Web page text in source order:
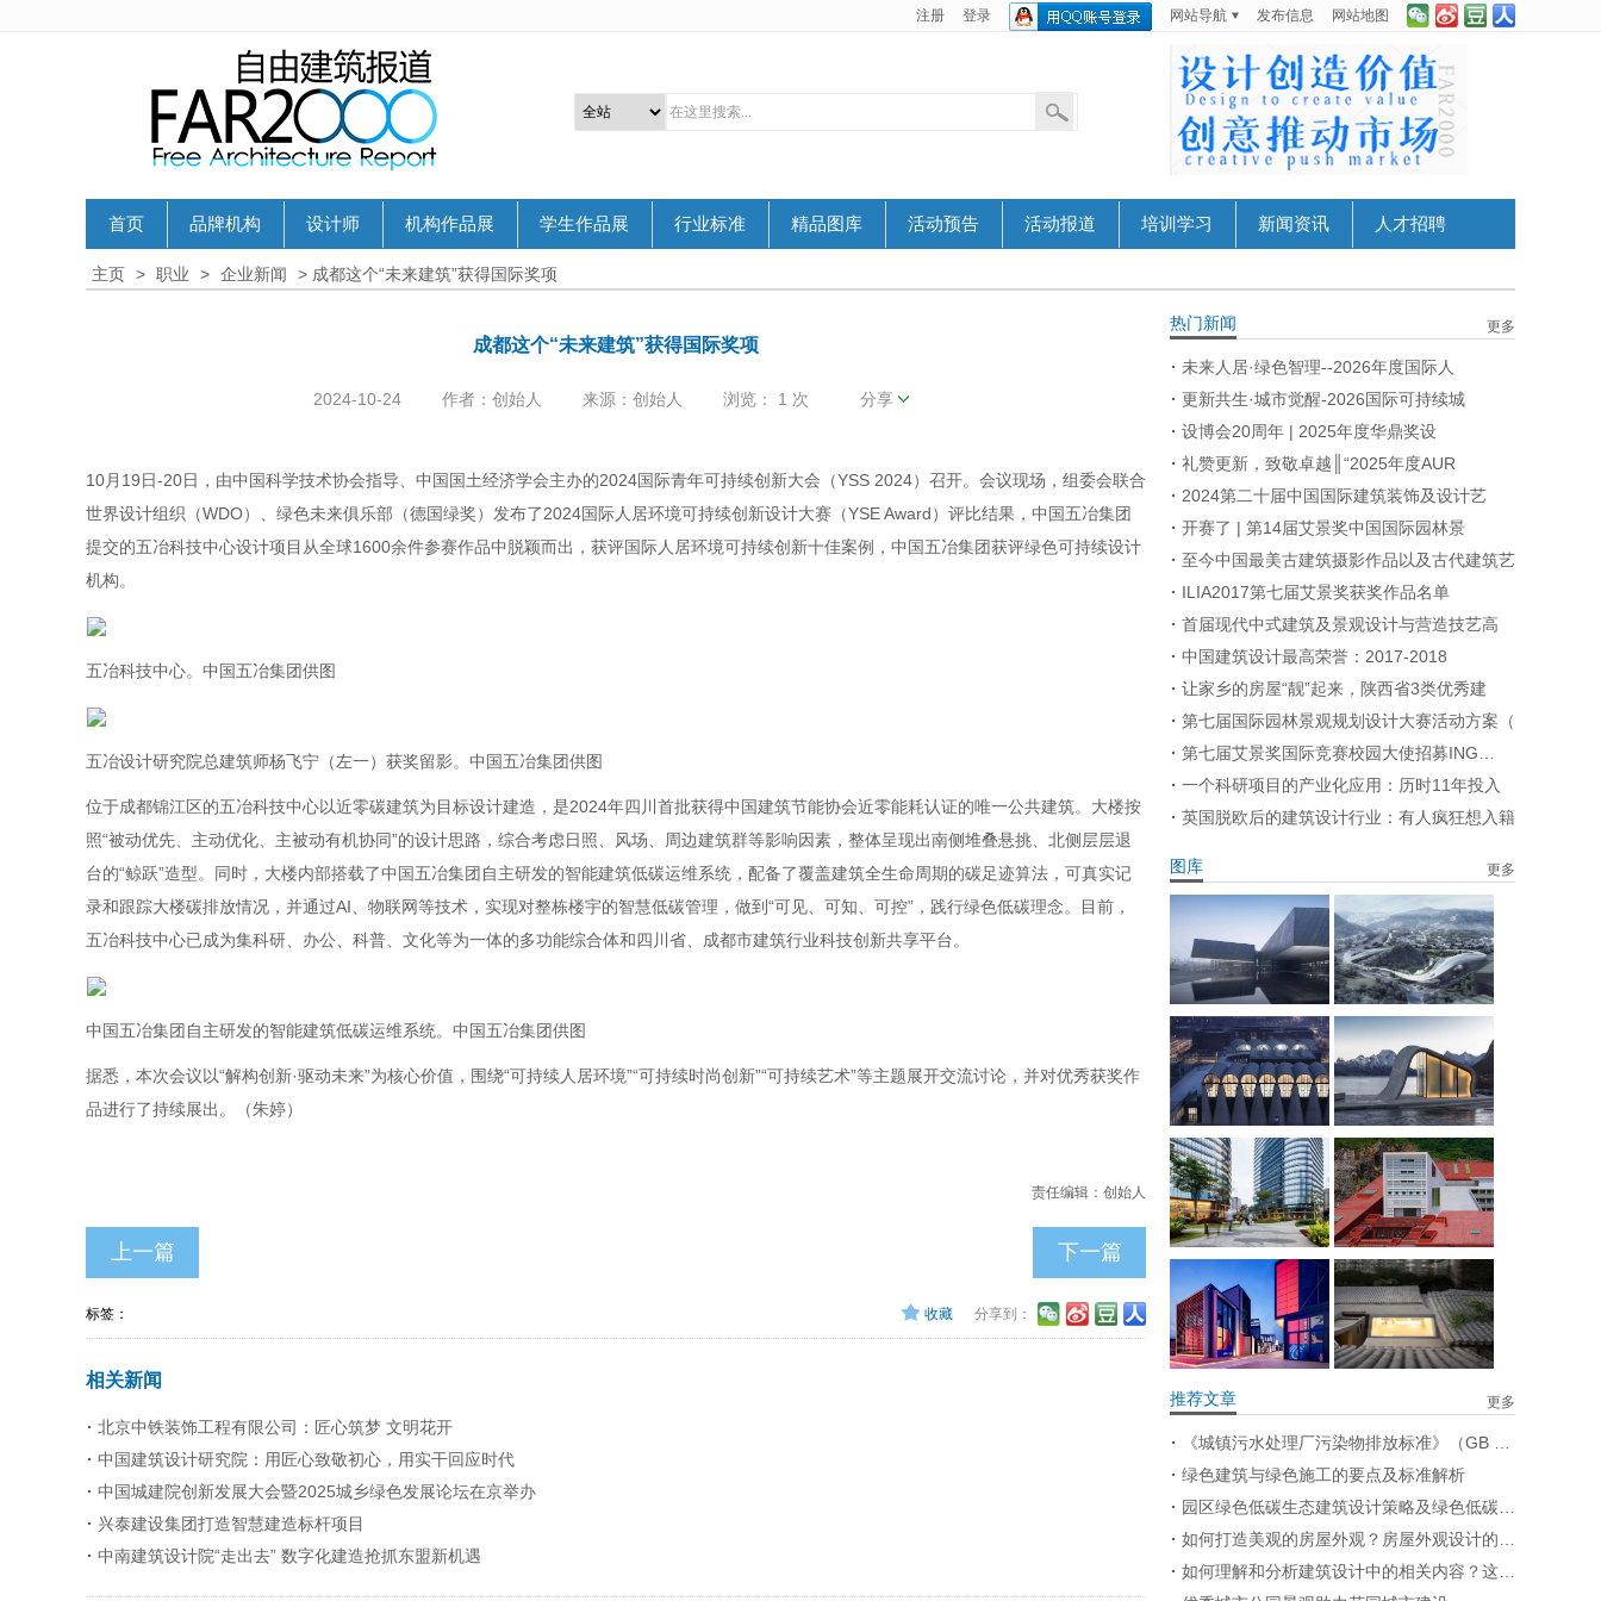
网站地图
发布信息
网站导航
登录
注册
首页 品牌机构 设计师 机构作品展 学生作品展 行业标准 精品图库 活动预告 活动报道 培训学习 新闻资讯 人才招聘
主页 > 职业 > 企业新闻 > 成都这个“未来建筑”获得国际奖项
成都这个“未来建筑”获得国际奖项
2024-10-24 作者：创始人 来源：创始人 浏览： 1 次 分享
10月19日-20日，由中国科学技术协会指导、中国国土经济学会主办的2024国际青年可持续创新大会（YSS 2024）召开。会议现场，组委会联合
世界设计组织（WDO）、绿色未来俱乐部（德国绿奖）发布了2024国际人居环境可持续创新设计大赛（YSE Award）评比结果，中国五冶集团
提交的五冶科技中心设计项目从全球1600余件参赛作品中脱颖而出，获评国际人居环境可持续创新十佳案例，中国五冶集团获评绿色可持续设计
机构。
五冶科技中心。中国五冶集团供图
五冶设计研究院总建筑师杨飞宁（左一）获奖留影。中国五冶集团供图
位于成都锦江区的五冶科技中心以近零碳建筑为目标设计建造，是2024年四川首批获得中国建筑节能协会近零能耗认证的唯一公共建筑。大楼按
照“被动优先、主动优化、主被动有机协同”的设计思路，综合考虑日照、风场、周边建筑群等影响因素，整体呈现出南侧堆叠悬挑、北侧层层退
台的“鲸跃”造型。同时，大楼内部搭载了中国五冶集团自主研发的智能建筑低碳运维系统，配备了覆盖建筑全生命周期的碳足迹算法，可真实记
录和跟踪大楼碳排放情况，并通过AI、物联网等技术，实现对整栋楼宇的智慧低碳管理，做到“可见、可知、可控”，践行绿色低碳理念。目前，
五冶科技中心已成为集科研、办公、科普、文化等为一体的多功能综合体和四川省、成都市建筑行业科技创新共享平台。
中国五冶集团自主研发的智能建筑低碳运维系统。中国五冶集团供图
据悉，本次会议以“解构创新·驱动未来”为核心价值，围绕“可持续人居环境”“可持续时尚创新”“可持续艺术”等主题展开交流讨论，并对优秀获奖作
品进行了持续展出。（朱婷）
责任编辑：创始人
上一篇 下一篇
标签： 分享到：
收藏
相关新闻
北京中铁装饰工程有限公司：匠心筑梦 文明花开
中国建筑设计研究院：用匠心致敬初心，用实干回应时代
中国城建院创新发展大会暨2025城乡绿色发展论坛在京举办
兴泰建设集团打造智慧建造标杆项目
中南建筑设计院“走出去” 数字化建造抢抓东盟新机遇
热门新闻 更多
未来人居·绿色智理--2026年度国际人
更新共生·城市觉醒-2026国际可持续城
设博会20周年 | 2025年度华鼎奖设
礼赞更新，致敬卓越║“2025年度AUR
2024第二十届中国国际建筑装饰及设计艺
开赛了 | 第14届艾景奖中国国际园林景
至今中国最美古建筑摄影作品以及古代建筑艺
ILIA2017第七届艾景奖获奖作品名单
首届现代中式建筑及景观设计与营造技艺高
中国建筑设计最高荣誉：2017-2018
让家乡的房屋“靓”起来，陕西省3类优秀建
第七届国际园林景观规划设计大赛活动方案（
第七届艾景奖国际竞赛校园大使招募ING…
一个科研项目的产业化应用：历时11年投入
英国脱欧后的建筑设计行业：有人疯狂想入籍
图库 更多
推荐文章 更多
绿色建筑与绿色施工的要点及标准解析